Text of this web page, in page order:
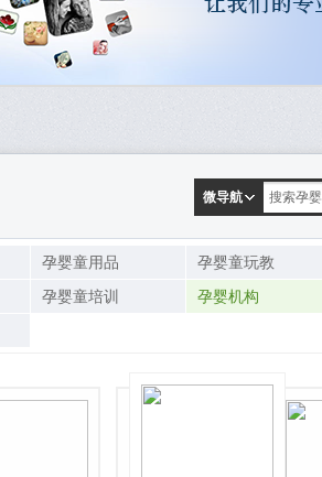
微导航 搜索孕
孕婴童用品 孕婴童玩教
孕婴童培训
孕婴机构